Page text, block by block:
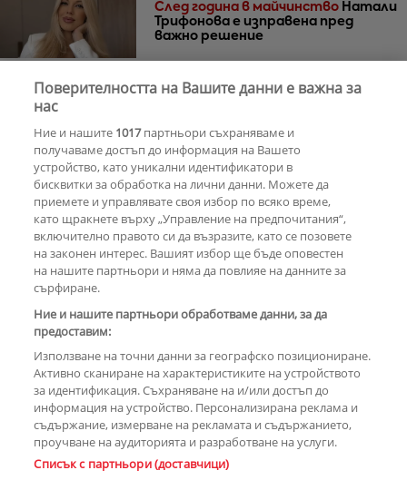
След година в майчинство Натали
Трифонова е изправена пред
важно решение
приятелки
РЕКЛАМА
КОМЕНТАРИ
Copyright © 2007-2026 Hotnews.bg. Всички права запазени.
Поверителността на Вашите данни е важна за
нас
Ние и нашите 1017партньори съхраняваме и
получаваме достъп до информация на Вашето
устройство, като уникални идентификатори в
бисквитки за обработка на лични данни. Можете да
приемете и управлявате своя избор по всяко време,
като щракнете върху „Управление на предпочитания“,
включително правото си да възразите, като се позовете
на законен интерес. Вашият избор ще бъде оповестен
на нашите партньори и няма да повлияе на данните за
сърфиране.
Ние и нашите партньори обработваме данни, за да
предоставим:
Използване на точни данни за географско позициониране.
Активно сканиране на характеристиките на устройството
за идентификация. Съхраняване на и/или достъп до
информация на устройство. Персонализирана реклама и
съдържание, измерване на рекламата и съдържанието,
проучване на аудиторията и разработване на услуги.
Списък с партньори (доставчици)